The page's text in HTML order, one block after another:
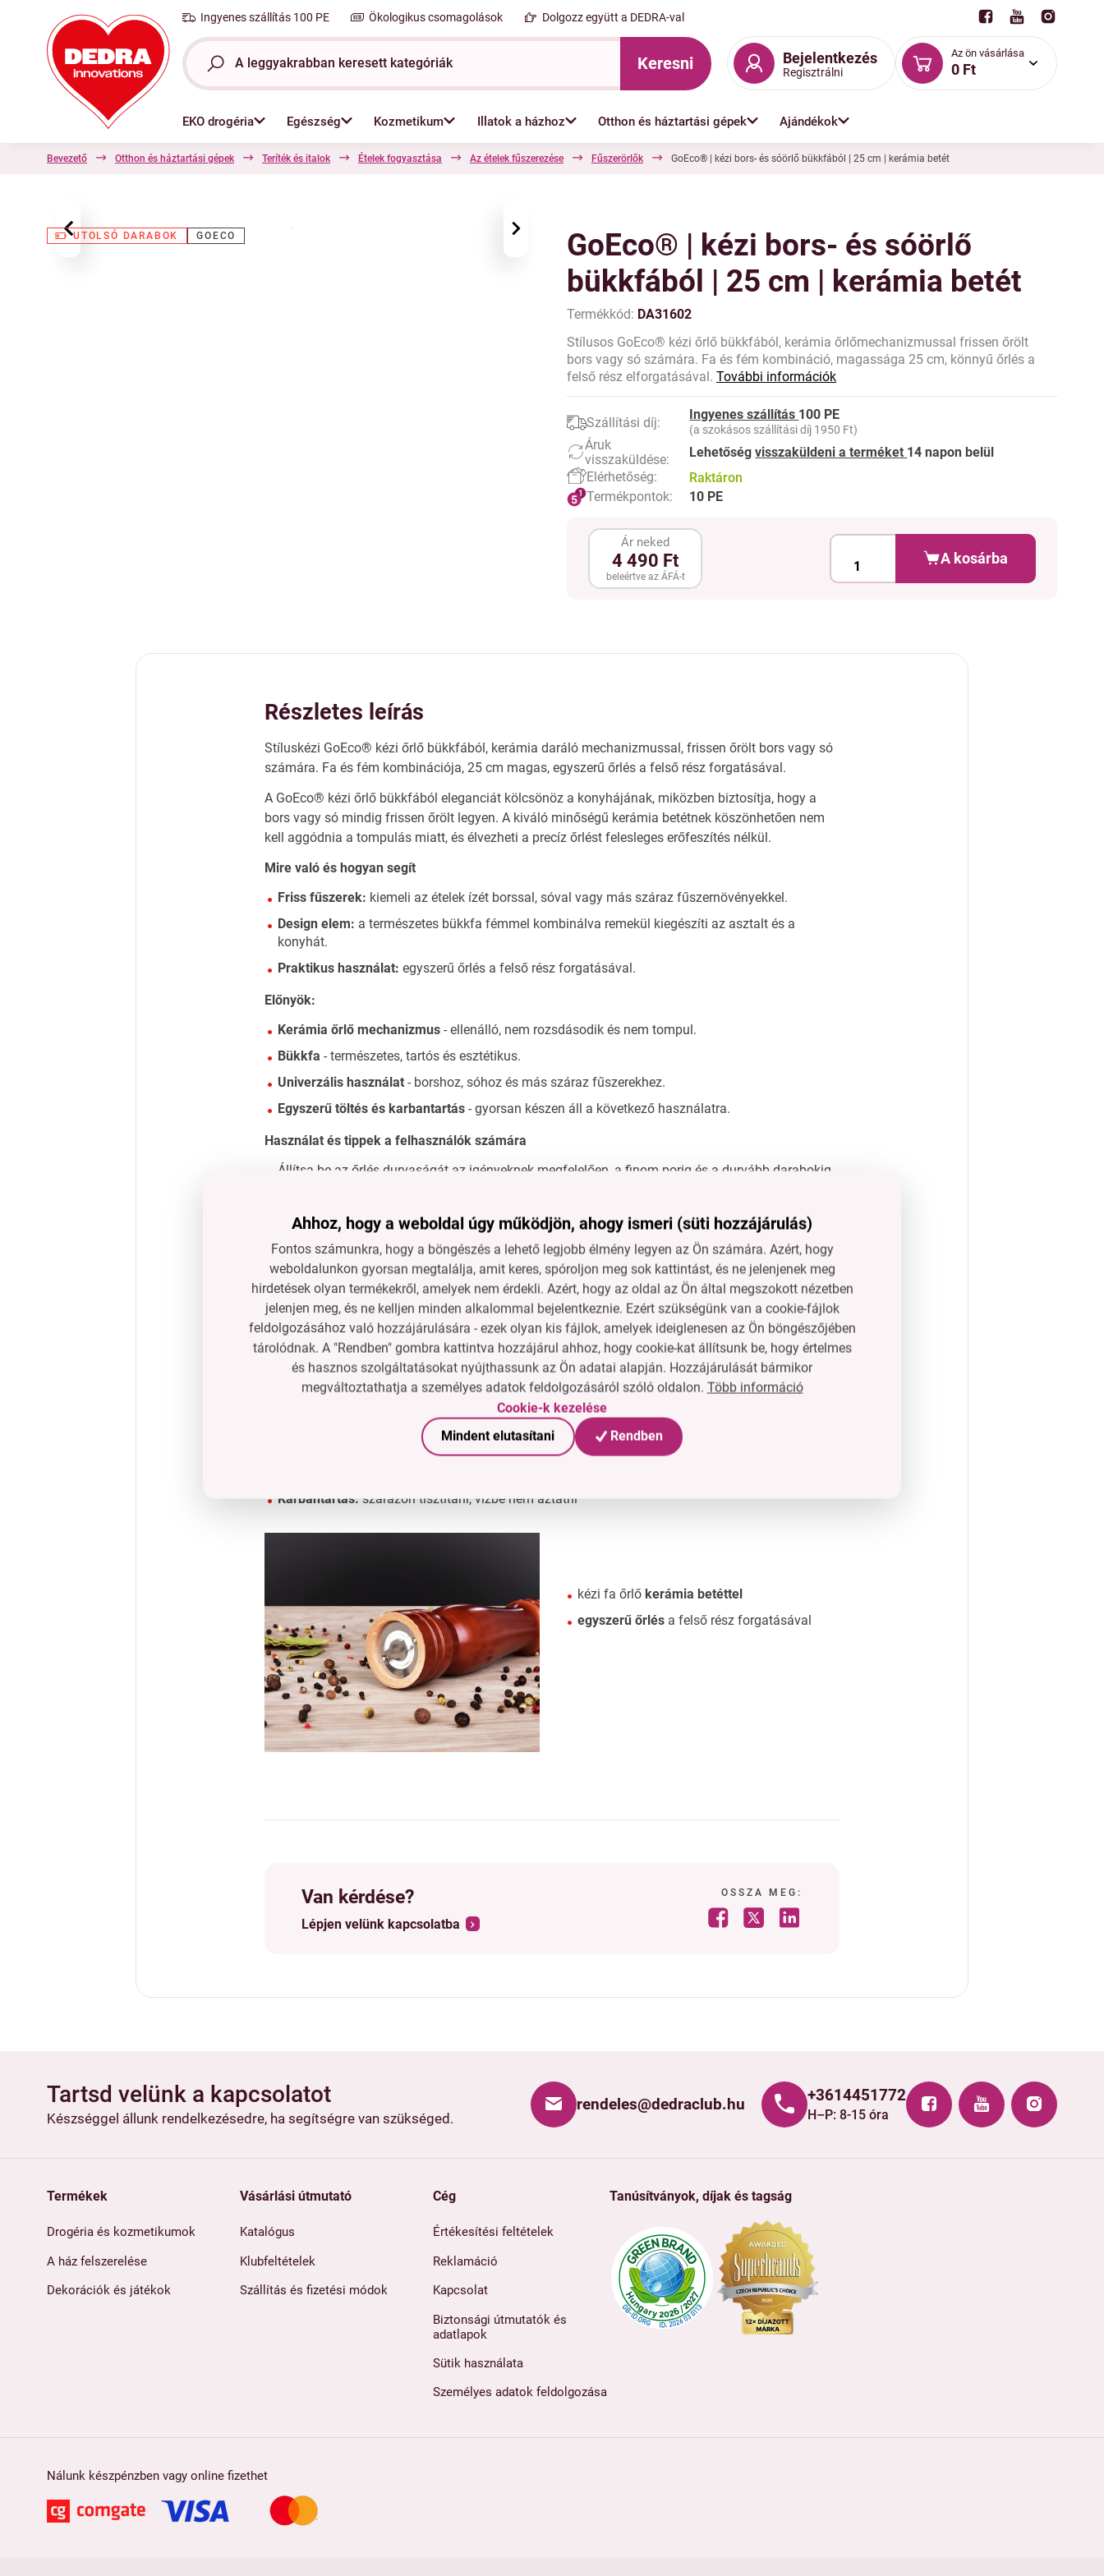
Ingyenes szállítás 100 PE Ökologikus csomagolások Dolgozz együtt a DEDRA-val
Keresni Bejelentkezés
Regisztrálni
Az ön vásárlása
0 Ft
EKO drogéria Egészség Kozmetikum Illatok a házhoz Otthon és háztartási gépek Ajándékok
Bevezető Otthon és háztartási gépek Teríték és italok Ételek fogyasztása Az ételek fűszerezése Fűszerörlők GoEco® | kézi bors- és sóörlő bükkfából | 25 cm | kerámia betét
UTOLSÓ DARABOK GOECO
‹ ›
GoEco® | kézi bors- és sóörlő
bükkfából | 25 cm | kerámia betét
Termékkód: DA31602
Stílusos GoEco® kézi őrlő bükkfából, kerámia őrlőmechanizmussal frissen őrölt
bors vagy só számára. Fa és fém kombináció, magassága 25 cm, könnyű őrlés a
felső rész elforgatásával.További információk
Szállítási díj: Ingyenes szállítás 100 PE
(a szokásos szállítási díj 1950 Ft)
Áruk
visszaküldése:
Lehetőségvisszaküldeni a terméket 14 napon belül
Elérhetőség:
Raktáron
Termékpontok:
10 PE
Ár neked
4 490 Ft
beleértve az ÁFÁ-t
A kosárba
Részletes leírás
Stíluskézi GoEco® kézi őrlő bükkfából, kerámia daráló mechanizmussal, frissen őrölt bors vagy só
számára. Fa és fém kombinációja, 25 cm magas, egyszerű őrlés a felső rész forgatásával.
A GoEco® kézi őrlő bükkfából eleganciát kölcsönöz a konyhájának, miközben biztosítja, hogy a
bors vagy só mindig frissen őrölt legyen. A kiváló minőségű kerámia betétnek köszönhetően nem
kell aggódnia a tompulás miatt, és élvezheti a precíz őrlést felesleges erőfeszítés nélkül.
Mire való és hogyan segít
Friss fűszerek: kiemeli az ételek ízét borssal, sóval vagy más száraz fűszernövényekkel.
Design elem: a természetes bükkfa fémmel kombinálva remekül kiegészíti az asztalt és a
konyhát.
Praktikus használat: egyszerű őrlés a felső rész forgatásával.
Előnyök:
Kerámia őrlő mechanizmus - ellenálló, nem rozsdásodik és nem tompul.
Bükkfa - természetes, tartós és esztétikus.
Univerzális használat - borshoz, sóhoz és más száraz fűszerekhez.
Egyszerű töltés és karbantartás - gyorsan készen áll a következő használatra.
Használat és tippek a felhasználók számára
Állítsa be az őrlés durvaságát az igényeknek megfelelően, a finom porig és a durvább darabokig.
Rendszeresen tisztítsa meg az őrlő mechanizmust száraz ecsettel.
GYIK
Használható az őrlő más fűszerekhez is? Igen, száraz fűszerekhez, mint például bors, só, új fűszer,
koriander stb.
Tartós a kerámia betét?Igen, kemény, nem tompul és nem rozsdásodik.
Hogyan töltjük fel az őrlőt?Csak le kell csavarni a felső részt, fűszert kell önteni és visszazárni.
Műszaki információk
Magasság:25 cm
bükkfa + fém, kerámia betét
Karbantartás:szárazon tisztítani, vízbe nem áztatni
kézi fa őrlő kerámia betéttel
egyszerű őrlés a felső rész forgatásával
Van kérdése?
Lépjen velünk kapcsolatba
OSSZA MEG:
Tartsd velünk a kapcsolatot
Készséggel állunk rendelkezésedre, ha segítségre van szükséged.
rendeles@dedraclub.hu +3614451772
H–P: 8-15 óra
Termékek
Drogéria és kozmetikumok
A ház felszerelése
Dekorációk és játékok
Vásárlási útmutató
Katalógus
Klubfeltételek
Szállítás és fizetési módok
Cég
Értékesítési feltételek
Reklamáció
Kapcsolat
Biztonsági útmutatók és
adatlapok
Sütik használata
Személyes adatok feldolgozása
Tanúsítványok, díjak és tagság
Nálunk készpénzben vagy online fizethet
Ahhoz, hogy a weboldal úgy működjön, ahogy ismeri (süti hozzájárulás)
Fontos számunkra, hogy a böngészés a lehető legjobb élmény legyen az Ön számára. Azért, hogy
weboldalunkon gyorsan megtalálja, amit keres, spóroljon meg sok kattintást, és ne jelenjenek meg
hirdetések olyan termékekről, amelyek nem érdekli. Azért, hogy az oldal az Ön által megszokott nézetben
jelenjen meg, és ne kelljen minden alkalommal bejelentkeznie. Ezért szükségünk van a cookie-fájlok
feldolgozásához való hozzájárulására - ezek olyan kis fájlok, amelyek ideiglenesen az Ön böngészőjében
tárolódnak. A "Rendben" gombra kattintva hozzájárul ahhoz, hogy cookie-kat állítsunk be, hogy értelmes
és hasznos szolgáltatásokat nyújthassunk az Ön adatai alapján. Hozzájárulását bármikor
megváltoztathatja a személyes adatok feldolgozásáról szóló oldalon. Több információ
Cookie-k kezelése
Mindent elutasítani Rendben